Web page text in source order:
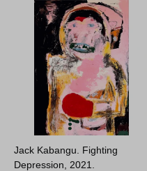
Jack Kabangu. Fighting
Depression, 2021.